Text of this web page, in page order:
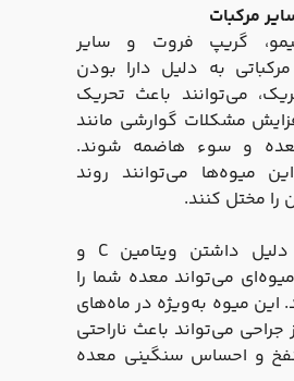
مرکبات
گریپ فروت و سایر
به دلیل دارا بودن
می‌توانند باعث تحریک
مشکلات گوارشی مانند
و سوء هاضمه شوند.
میوه‌ها می‌توانند روند
مختل کنند.
کیوی به دلیل داشتن ویتامین C و
می‌تواند معده شما را
این میوه به‌ویژه در ماه‌های
می‌تواند باعث ناراحتی
و احساس سنگینی معده